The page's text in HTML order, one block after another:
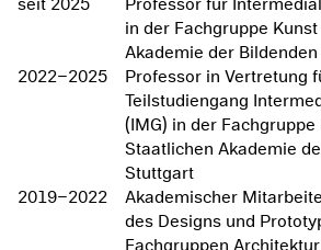
in der Fachgruppe
Akademie der
2022–2025
Professor in Vertretung
Teilstudiengang
(IMG) in der
Staatlichen Akademie
Stuttgart
2019–2022
Akademischer
des Designs und